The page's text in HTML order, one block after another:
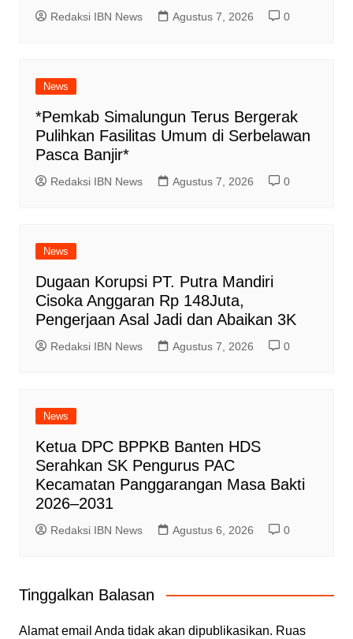
Redaksi IBN News Agustus 7, 2026 0
News
*Pemkab Simalungun Terus Bergerak
Pulihkan Fasilitas Umum di Serbelawan
Pasca Banjir*
Redaksi IBN News Agustus 7, 2026 0
News
Dugaan Korupsi PT. Putra Mandiri
Cisoka Anggaran Rp 148Juta,
Pengerjaan Asal Jadi dan Abaikan 3K
Redaksi IBN News Agustus 7, 2026 0
News
Ketua DPC BPPKB Banten HDS
Serahkan SK Pengurus PAC
Kecamatan Panggarangan Masa Bakti
2026–2031
Redaksi IBN News Agustus 6, 2026 0
Tinggalkan Balasan
Alamat email Anda tidak akan dipublikasikan. Ruas